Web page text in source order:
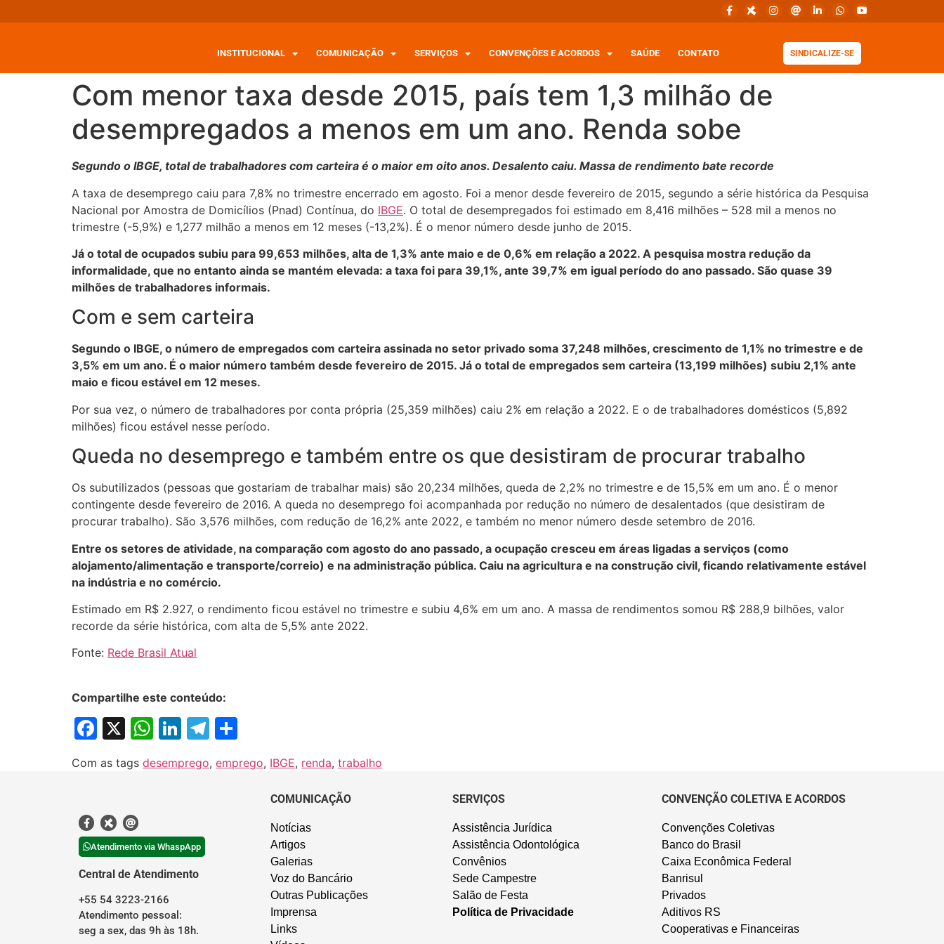
INSTITUCIONAL COMUNICAÇÃO SERVIÇOS CONVENÇÕES E ACORDOS SAÚDE CONTATO SINDICALIZE-SE
Com menor taxa desde 2015, país tem 1,3 milhão de
desempregados a menos em um ano. Renda sobe
Segundo o IBGE, total de trabalhadores com carteira é o maior em oito anos. Desalento caiu. Massa de rendimento bate recorde
A taxa de desemprego caiu para 7,8% no trimestre encerrado em agosto. Foi a menor desde fevereiro de 2015, segundo a série histórica da Pesquisa
Nacional por Amostra de Domicílios (Pnad) Contínua, do IBGE. O total de desempregados foi estimado em 8,416 milhões – 528 mil a menos no
trimestre (-5,9%) e 1,277 milhão a menos em 12 meses (-13,2%). É o menor número desde junho de 2015.
Já o total de ocupados subiu para 99,653 milhões, alta de 1,3% ante maio e de 0,6% em relação a 2022. A pesquisa mostra redução da
informalidade, que no entanto ainda se mantém elevada: a taxa foi para 39,1%, ante 39,7% em igual período do ano passado. São quase 39
milhões de trabalhadores informais.
Com e sem carteira
Segundo o IBGE, o número de empregados com carteira assinada no setor privado soma 37,248 milhões, crescimento de 1,1% no trimestre e de
3,5% em um ano. É o maior número também desde fevereiro de 2015. Já o total de empregados sem carteira (13,199 milhões) subiu 2,1% ante
maio e ficou estável em 12 meses.
Por sua vez, o número de trabalhadores por conta própria (25,359 milhões) caiu 2% em relação a 2022. E o de trabalhadores domésticos (5,892
milhões) ficou estável nesse período.
Queda no desemprego e também entre os que desistiram de procurar trabalho
Os subutilizados (pessoas que gostariam de trabalhar mais) são 20,234 milhões, queda de 2,2% no trimestre e de 15,5% em um ano. É o menor
contingente desde fevereiro de 2016. A queda no desemprego foi acompanhada por redução no número de desalentados (que desistiram de
procurar trabalho). São 3,576 milhões, com redução de 16,2% ante 2022, e também no menor número desde setembro de 2016.
Entre os setores de atividade, na comparação com agosto do ano passado, a ocupação cresceu em áreas ligadas a serviços (como
alojamento/alimentação e transporte/correio) e na administração pública. Caiu na agricultura e na construção civil, ficando relativamente estável
na indústria e no comércio.
Estimado em R$ 2.927, o rendimento ficou estável no trimestre e subiu 4,6% em um ano. A massa de rendimentos somou R$ 288,9 bilhões, valor
recorde da série histórica, com alta de 5,5% ante 2022.
Fonte: Rede Brasil Atual
Compartilhe este conteúdo:
Facebook
X WhatsApp
LinkedIn
Telegram
Com as tags desemprego, emprego, IBGE, renda, trabalho
Atendimento via WhaspApp
Central de Atendimento
+55 54 3223-2166
Atendimento pessoal:
seg a sex, das 9h às 18h.
COMUNICAÇÃO
Notícias
Artigos
Galerias
Voz do Bancário
Outras Publicações
Imprensa
Links
SERVIÇOS
Assistência Jurídica
Assistência Odontológica
Convênios
Sede Campestre
Salão de Festa
Política de Privacidade
CONVENÇÃO COLETIVA E ACORDOS
Convenções Coletivas
Banco do Brasil
Caixa Econômica Federal
Banrisul
Privados
Aditivos RS
Cooperativas e Financeiras